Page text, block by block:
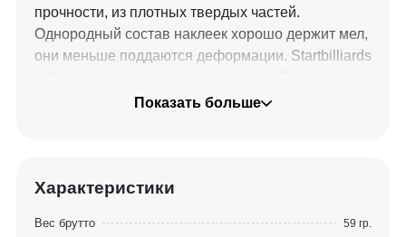
прочности, из плотных твердых частей.
Однородный состав наклеек хорошо держит мел,
они меньше поддаются деформации. Startbilliards
Startbilliards выпускает большой ассортимент
каждому.
Показать больше
Характеристики
Вес брутто 59 гр.